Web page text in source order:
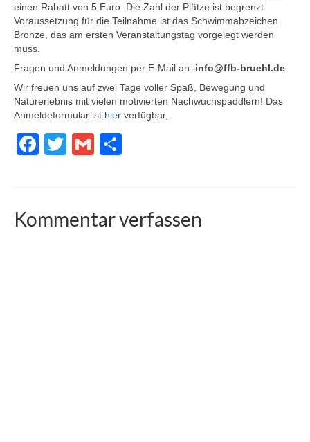
einen Rabatt von 5 Euro. Die Zahl der Plätze ist begrenzt.
Voraussetzung für die Teilnahme ist das Schwimmabzeichen
Bronze, das am ersten Veranstaltungstag vorgelegt werden
muss.
Fragen und Anmeldungen per E‑Mail an: info@ffb-bruehl.de
Wir freuen uns auf zwei Tage voller Spaß, Bewegung und
Naturerlebnis mit vielen motivierten Nachwuchspaddlern! Das
Anmeldeformular ist hier verfügbar,
Facebook
TwitterGmail
Kommentar verfassen